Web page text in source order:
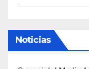
Noticias